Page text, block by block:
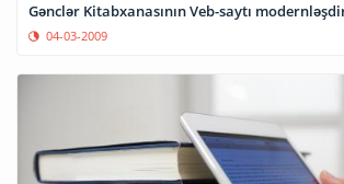
Gənclər Kitabxanasının Veb-saytı
04-03-2009